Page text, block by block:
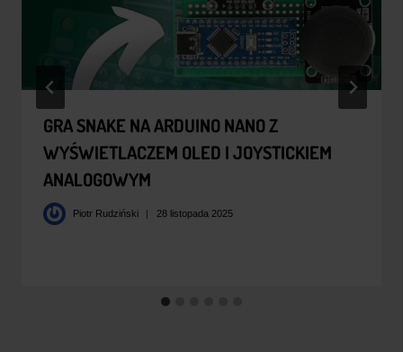
GRA SNAKE NA ARDUINO NANO Z
WYŚWIETLACZEM OLED I JOYSTICKIEM
ANALOGOWYM
Piotr Rudziński 28 listopada 2025